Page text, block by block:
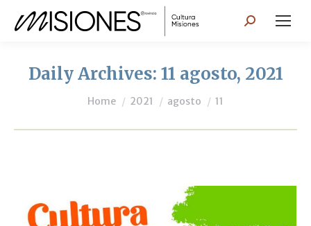
Search:
Daily Archives: 11 agosto, 2021
You are here:
Home 2021 agosto 11